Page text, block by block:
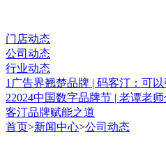
门店动态
公司动态
行业动态
1 广告界翘楚品牌 | 码客汀：可
22024中国数字品牌节 | 老谭老
客汀品牌赋能之道
首页>新闻中心>公司动态